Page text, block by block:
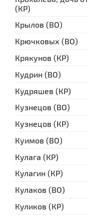
(КР)
Крылов (ВО)
Крючковых (ВО)
Крякунов (КР)
Кудрин (ВО)
Кудряшев (КР)
Кузнецов (ВО)
Кузнецов (КР)
Куимов (ВО)
Кулага (КР)
Кулагин (КР)
Кулаков (ВО)
Куликов (КР)